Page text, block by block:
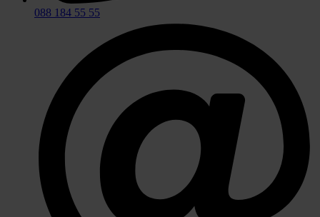
088 184 55 55